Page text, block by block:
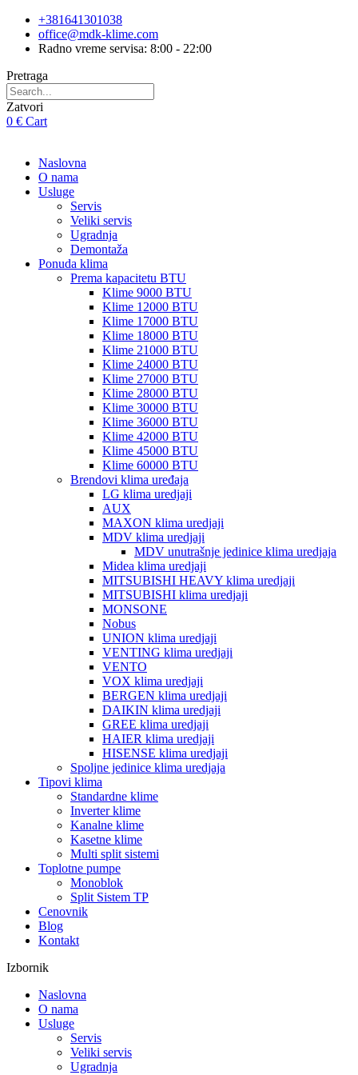
Skip
content
+381641301038
office@mdk-klime.com
Radno vreme servisa: 8:00 - 22:00
Pretraga
Zatvori
0 € Cart
Naslovna
O nama
Usluge
Servis
Veliki servis
Ugradnja
Demontaža
Ponuda klima
Prema kapacitetu BTU
Klime 9000 BTU
Klime 12000 BTU
Klime 17000 BTU
Klime 18000 BTU
Klime 21000 BTU
Klime 24000 BTU
Klime 27000 BTU
Klime 28000 BTU
Klime 30000 BTU
Klime 36000 BTU
Klime 42000 BTU
Klime 45000 BTU
Klime 60000 BTU
Brendovi klima uređaja
LG klima uredjaji
AUX
MAXON klima uredjaji
MDV klima uredjaji
MDV unutrašnje jedinice klima uredjaja
Midea klima uredjaji
MITSUBISHI HEAVY klima uredjaji
MITSUBISHI klima uredjaji
MONSONE
Nobus
UNION klima uredjaji
VENTING klima uredjaji
VENTO
VOX klima uredjaji
BERGEN klima uredjaji
DAIKIN klima uredjaji
GREE klima uredjaji
HAIER klima uredjaji
HISENSE klima uredjaji
Spoljne jedinice klima uredjaja
Tipovi klima
Standardne klime
Inverter klime
Kanalne klime
Kasetne klime
Multi split sistemi
Toplotne pumpe
Monoblok
Split Sistem TP
Cenovnik
Blog
Kontakt
Izbornik
Naslovna
O nama
Usluge
Servis
Veliki servis
Ugradnja